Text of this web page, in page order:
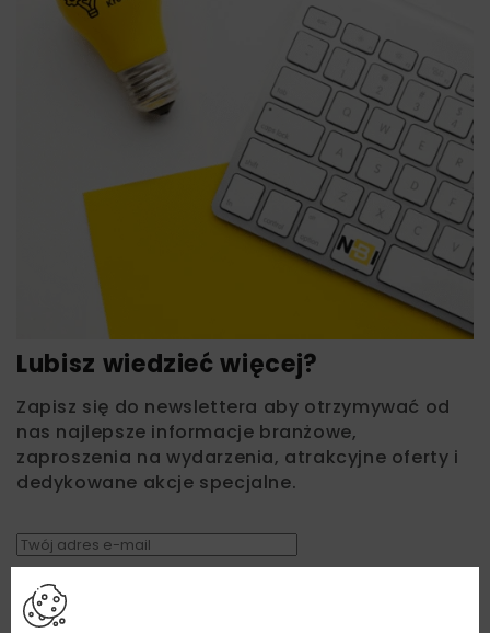
Lubisz wiedzieć więcej?
Zapisz się do newslettera aby otrzymywać od
nas najlepsze informacje branżowe,
zaproszenia na wydarzenia, atrakcyjne oferty i
dedykowane akcje specjalne.
Zapoznałam/em się z
Regulaminem
podany przeze mnie adres e-mail korespondencji